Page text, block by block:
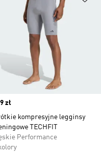
zł
kompresyjne legginsy
TECHFIT
Performance